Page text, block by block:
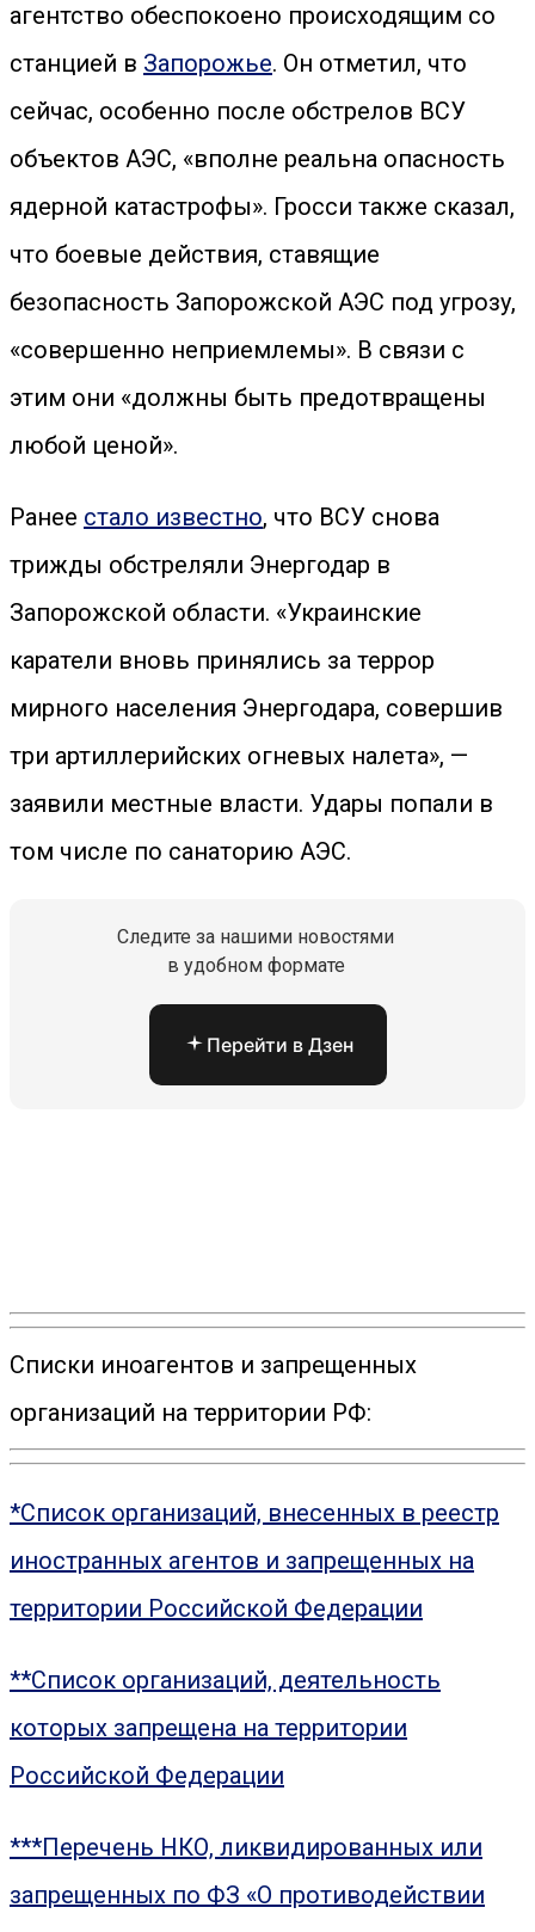
агентство обеспокоено происходящим со
станцией в Запорожье. Он отметил, что
сейчас, особенно после обстрелов ВСУ
объектов АЭС, «вполне реальна опасность
ядерной катастрофы». Гросси также сказал,
что боевые действия, ставящие
безопасность Запорожской АЭС под угрозу,
«совершенно неприемлемы». В связи с
этим они «должны быть предотвращены
любой ценой».
Ранее стало известно, что ВСУ снова
трижды обстреляли Энергодар в
Запорожской области. «Украинские
каратели вновь принялись за террор
мирного населения Энергодара, совершив
три артиллерийских огневых налета», —
заявили местные власти. Удары попали в
том числе по санаторию АЭС.
Следите за нашими новостями
в удобном формате
Перейти в Дзен
Списки иноагентов и запрещенных
организаций на территории РФ:
*Список организаций, внесенных в реестр
иностранных агентов и запрещенных на
территории Российской Федерации
**Список организаций, деятельность
которых запрещена на территории
Российской Федерации
***Перечень НКО, ликвидированных или
запрещенных по ФЗ «О противодействии